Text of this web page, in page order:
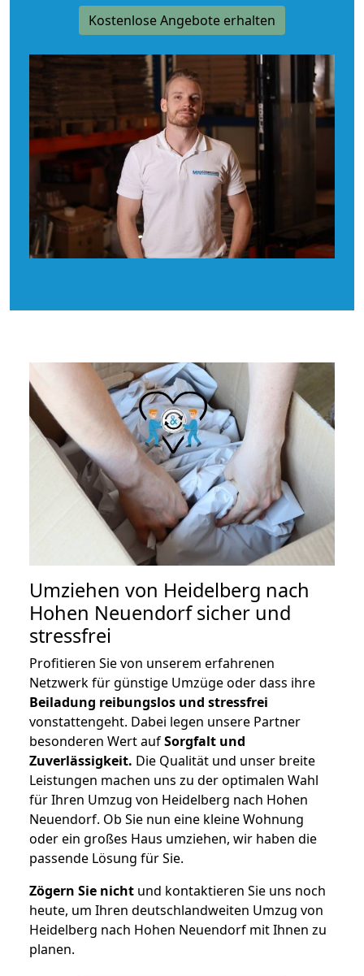
Kostenlose Angebote erhalten
Umziehen von Heidelberg nach
Hohen Neuendorfsicher und
stressfrei
Profitieren Sie von unserem erfahrenen
Netzwerk für günstige Umzüge oder dass ihre
Beiladung reibungslos und stressfrei
vonstattengeht. Dabei legen unsere Partner
besonderen Wert aufSorgfalt und
Zuverlässigkeit. Die Qualität und unser breite
Leistungen machen uns zu der optimalen Wahl
für Ihren Umzug von Heidelberg nach Hohen
Neuendorf. Ob Sie nun eine kleine Wohnung
oder ein großes Haus umziehen, wir haben die
passende Lösung für Sie.
Zögern Sie nicht und kontaktieren Sie uns noch
heute, um Ihren deutschlandweiten Umzug von
Heidelberg nach Hohen Neuendorf mit Ihnen zu
planen.